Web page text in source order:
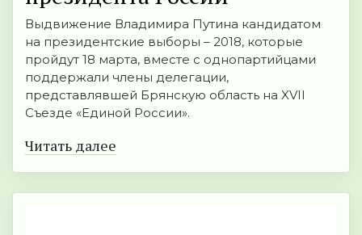
Выдвижение Владимира Путина кандидатом
на президентские выборы – 2018, которые
пройдут 18 марта, вместе с однопартийцами
поддержали члены делегации,
представлявшей Брянскую область на XVII
Съезде «Единой России».
Читать далее